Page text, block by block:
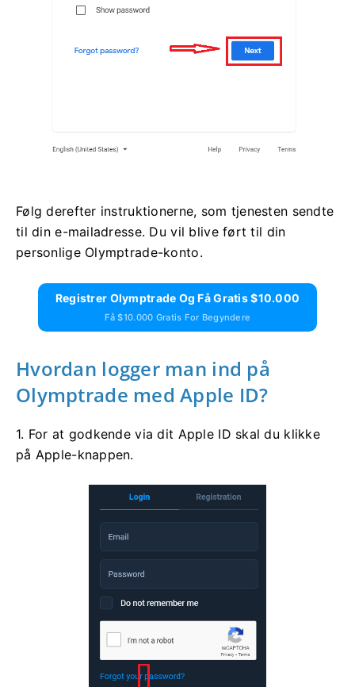
Følg derefter instruktionerne, som tjenesten sendte
til din e-mailadresse. Du vil blive ført til din
personlige Olymptrade-konto.
Registrer Olymptrade Og Få Gratis $10.000
Få $10.000 Gratis For Begyndere
Hvordan logger man ind på
Olymptrade med Apple ID?
1. For at godkende via dit Apple ID skal du klikke
på Apple-knappen.